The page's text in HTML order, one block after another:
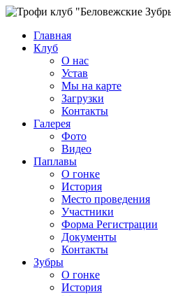
Главная
Клуб
О нас
Устав
Мы на карте
Загрузки
Контакты
Галерея
Фото
Видео
Паплавы
О гонке
История
Место проведения
Участники
Форма Регистрации
Документы
Контакты
Зубры
О гонке
История